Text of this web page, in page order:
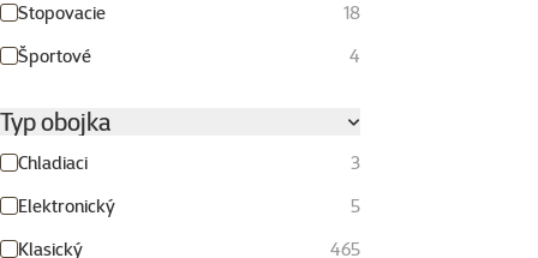
Stopovacie
18
Športové
4
Typ obojka
Chladiaci
3
Elektronický
5
Klasický
465